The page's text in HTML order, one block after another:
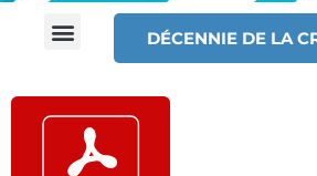
DÉCENNIE DE LA